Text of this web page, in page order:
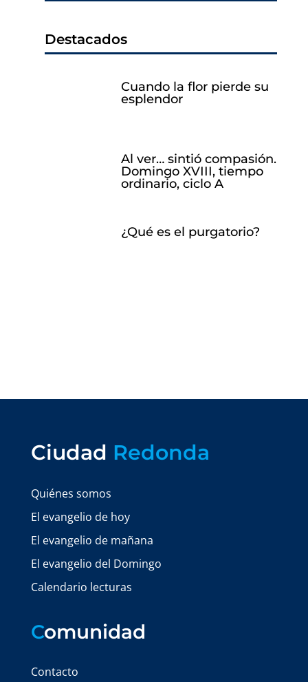
Destacados
Cuando la flor pierde su
esplendor
Al ver… sintió compasión.
Domingo XVIII, tiempo
ordinario, ciclo A
¿Qué es el purgatorio?
Ciudad Redonda
Quiénes somos
El evangelio de hoy
El evangelio de mañana
El evangelio del Domingo
Calendario lecturas
Comunidad
Contacto